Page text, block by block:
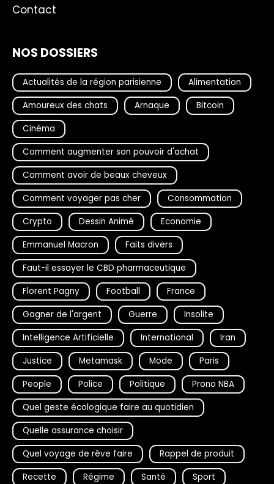
Contact
NOS DOSSIERS
Actualités de la région parisienne
Alimentation
Amoureux des chats
Arnaque
Bitcoin
Cinéma
Comment augmenter son pouvoir d'achat
Comment avoir de beaux cheveux
Comment voyager pas cher
Consommation
Crypto
Dessin Animé
Economie
Emmanuel Macron
Faits divers
Faut-il essayer le CBD pharmaceutique
Florent Pagny
Football
France
Gagner de l'argent
Guerre
Insolite
Intelligence Artificielle
International
Iran
Justice
Metamask Mode
Paris
People
Police Politique
Prono NBA
Quel geste écologique faire au quotidien
Quelle assurance choisir
Quel voyage de rêve faire
Rappel de produit
Recette
Régime Santé Sport